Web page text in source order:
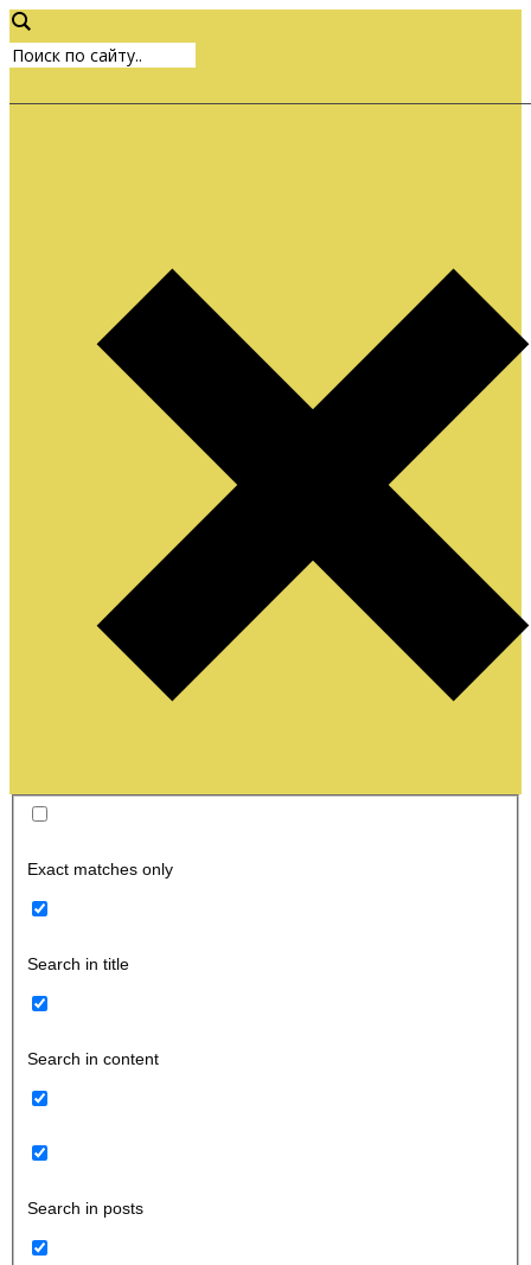
Exact matches only
Search in title
Search in content
Search in posts